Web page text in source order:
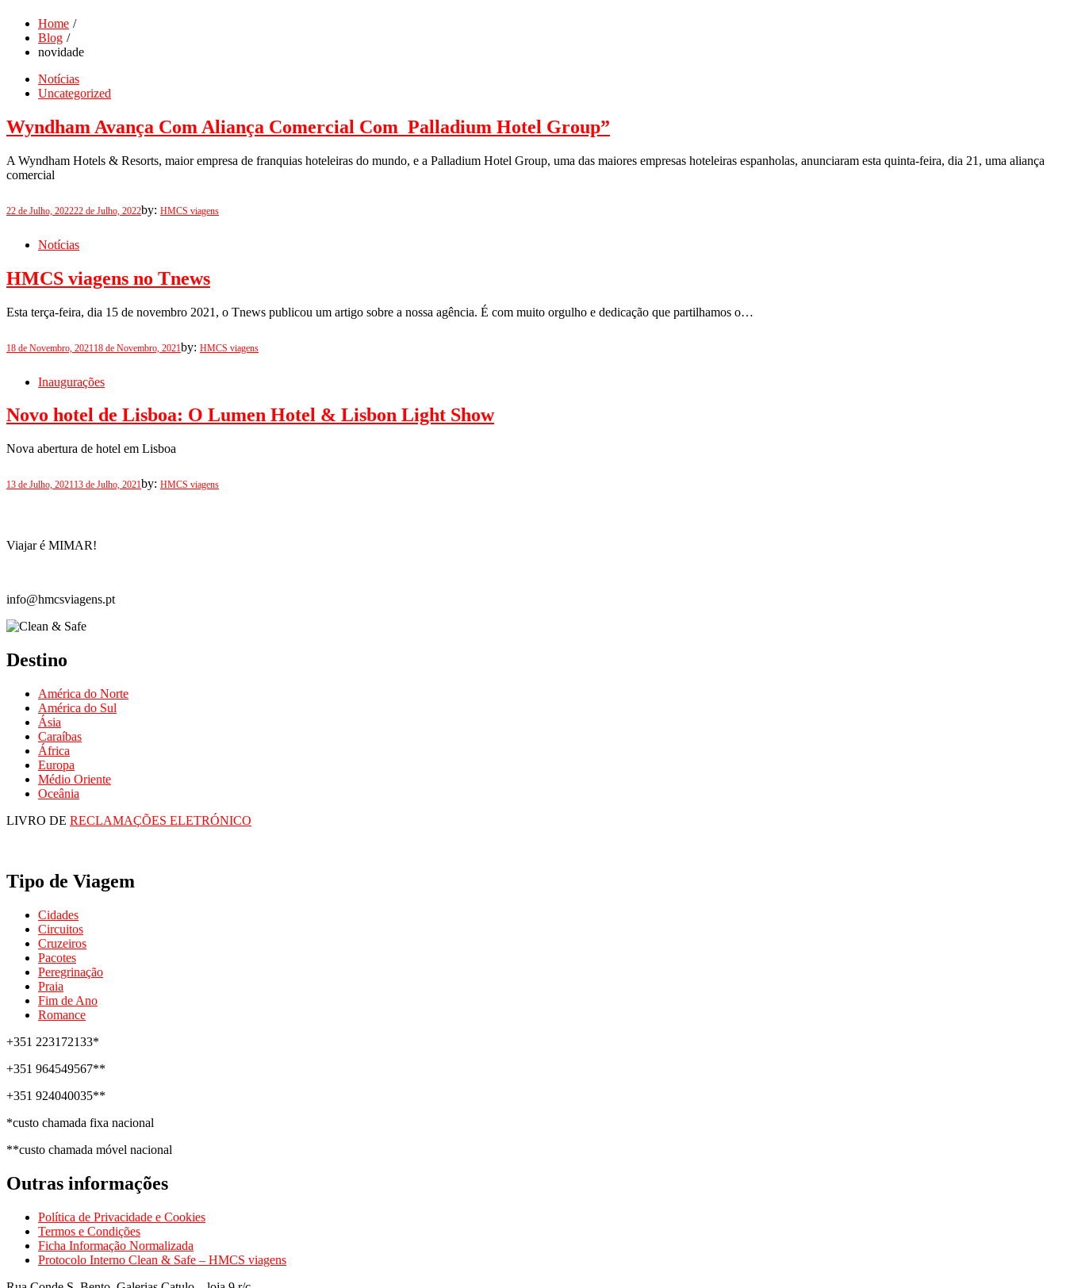
Home
Blog
novidade
Notícias
Uncategorized
Wyndham Avança Com Aliança Comercial Com Palladium Hotel Group”
A Wyndham Hotels & Resorts, maior empresa de franquias hoteleiras do mundo, e a Palladium Hotel Group, uma das maiores empresas hoteleiras espanholas, anunciaram esta quinta-feira, dia 21, uma aliança
comercial
Posted
22 de Julho, 202222 de Julho, 2022by: HMCS viagens
Notícias
HMCS viagens no Tnews
Esta terça-feira, dia 15 de novembro 2021, o Tnews publicou um artigo sobre a nossa agência. É com muito orgulho e dedicação que partilhamos o…
Posted
18 de Novembro, 2021 18 de Novembro, 2021by: HMCS viagens
Inaugurações
Novo hotel de Lisboa: O Lumen Hotel & Lisbon Light Show
Nova abertura de hotel em Lisboa
Posted
13 de Julho, 202113 de Julho, 2021by: HMCS viagens
Viajar é MIMAR!
info@hmcsviagens.pt
Destino
América do Norte
América do Sul
Ásia
Caraíbas
África
Europa
Médio Oriente
Oceânia
LIVRO DE RECLAMAÇÕES ELETRÓNICO
Tipo de Viagem
Cidades
Circuitos
Cruzeiros
Pacotes
Peregrinação
Praia
Fim de Ano
Romance
+351 223172133*
+351 964549567**
+351 924040035**
*custo chamada fixa nacional
**custo chamada móvel nacional
Outras informações
Política de Privacidade e Cookies
Termos e Condições
Ficha Informação Normalizada
Protocolo Interno Clean & Safe – HMCS viagens